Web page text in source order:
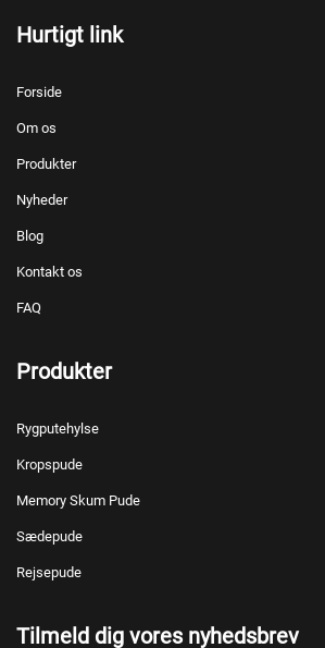
Hurtigt link
Forside
Om os
Produkter
Nyheder
Blog
Kontakt os
FAQ
Produkter
Rygputehylse
Kropspude
Memory Skum Pude
Sædepude
Rejsepude
Tilmeld dig vores nyhedsbrev